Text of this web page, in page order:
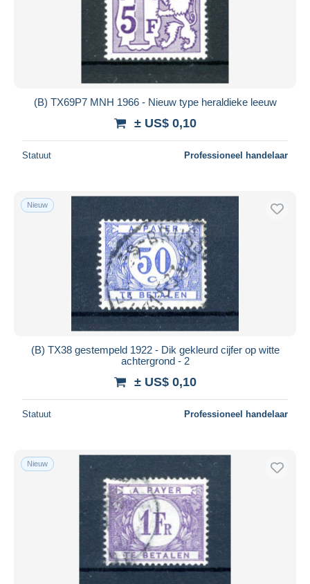
(B) TX69P7 MNH 1966 - Nieuw type heraldieke leeuw
± US$ 0,10
Statuut Professioneel handelaar
Nieuw
(B) TX38 gestempeld 1922 - Dik gekleurd cijfer op witte
achtergrond - 2
± US$ 0,10
Statuut Professioneel handelaar
Nieuw